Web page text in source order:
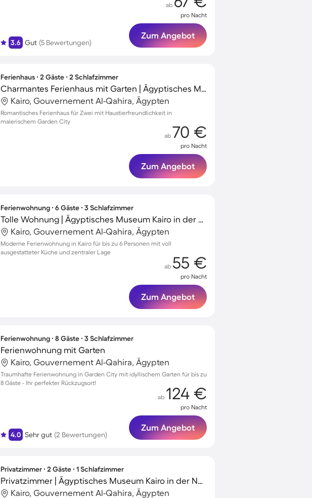
3.6 Gut (5 Bewertungen)
ab
pro Nacht
Zum Angebot
Ferienhaus ∙ 2 Gäste ∙ 2 Schlafzimmer
Charmantes Ferienhaus mit Garten | Ägyptisches Museum Kairo in der Nähe | Hunde erlaubt
Kairo, Gouvernement Al-Qahira, Ägypten
Romantisches Ferienhaus für Zwei mit Haustierfreundlichkeit in
malerischem Garden City
ab 70 €
pro Nacht
Zum Angebot
Ferienwohnung ∙ 6 Gäste ∙ 3 Schlafzimmer
Tolle Wohnung | Ägyptisches Museum Kairo in der Nähe
Kairo, Gouvernement Al-Qahira, Ägypten
Moderne Ferienwohnung in Kairo für bis zu 6 Personen mit voll
ausgestatteter Küche und zentraler Lage
ab 55 €
pro Nacht
Zum Angebot
Ferienwohnung ∙ 8 Gäste ∙ 3 Schlafzimmer
Ferienwohnung mit Garten
Kairo, Gouvernement Al-Qahira, Ägypten
Traumhafte Ferienwohnung in Garden City mit idyllischem Garten für bis zu
8 Gäste - Ihr perfekter Rückzugsort!
4.0 Sehr gut (2 Bewertungen)
ab 124 €
pro Nacht
Zum Angebot
Privatzimmer ∙ 2 Gäste ∙ 1 Schlafzimmer
Privatzimmer | Ägyptisches Museum Kairo in der Nähe
Kairo, Gouvernement Al-Qahira, Ägypten